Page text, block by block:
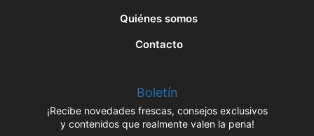
Quiénes somos
Contacto
Boletín
¡Recibe novedades frescas, consejos exclusivos
y contenidos que realmente valen la pena!